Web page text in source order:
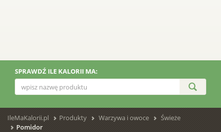
SPRAWDŹ ILE KALORII MA:
IleMaKalorii.pl Produkty Warzywa i owoce
Świeże
Pomidor